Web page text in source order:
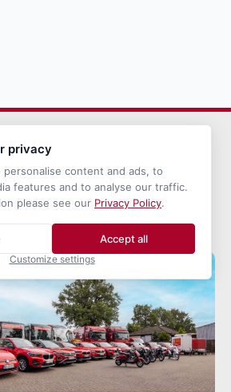
für
Verkehr
privacy
personalise content and ads, to
features and to analyse our traffic.
please see our Privacy Policy.
Accept all
Customize settings